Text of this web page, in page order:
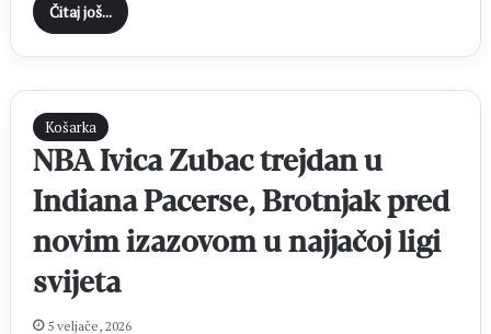
Čitaj još...
Košarka
NBA Ivica Zubac trejdan u
Indiana Pacerse, Brotnjak pred
novim izazovom u najjačoj ligi
svijeta
5 veljače, 2026